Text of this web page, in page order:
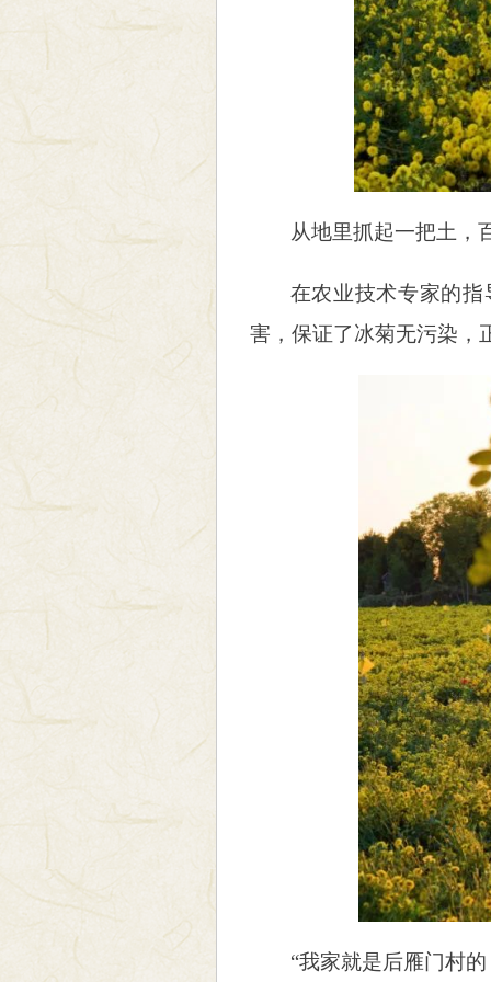
从地里抓起一把土，
在农业技术专家的
害，保证了冰菊无污染，
“我家就是后雁门村